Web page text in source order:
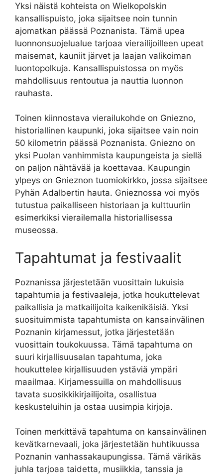
Yksi näistä kohteista on Wielkopolskin
kansallispuisto, joka sijaitsee noin tunnin
ajomatkan päässä Poznanista. Tämä upea
luonnonsuojelualue tarjoaa vierailijoilleen upeat
maisemat, kauniit järvet ja laajan valikoiman
luontopolkuja. Kansallispuistossa on myös
mahdollisuus rentoutua ja nauttia luonnon
rauhasta.
Toinen kiinnostava vierailukohde on Gniezno,
historiallinen kaupunki, joka sijaitsee vain noin
50 kilometrin päässä Poznanista. Gniezno on
yksi Puolan vanhimmista kaupungeista ja siellä
on paljon nähtävää ja koettavaa. Kaupungin
ylpeys on Gnieznon tuomiokirkko, jossa sijaitsee
Pyhän Adalbertin hauta. Gnieznossa voi myös
tutustua paikalliseen historiaan ja kulttuuriin
esimerkiksi vierailemalla historiallisessa
museossa.
Tapahtumat ja festivaalit
Poznanissa järjestetään vuosittain lukuisia
tapahtumia ja festivaaleja, jotka houkuttelevat
paikallisia ja matkailijoita kaikenikäisiä. Yksi
suosituimmista tapahtumista on kansainvälinen
Poznanin kirjamessut, jotka järjestetään
vuosittain toukokuussa. Tämä tapahtuma on
suuri kirjallisuusalan tapahtuma, joka
houkuttelee kirjallisuuden ystäviä ympäri
maailmaa. Kirjamessuilla on mahdollisuus
tavata suosikkikirjailijoita, osallistua
keskusteluihin ja ostaa uusimpia kirjoja.
Toinen merkittävä tapahtuma on kansainvälinen
kevätkarnevaali, joka järjestetään huhtikuussa
Poznanin vanhassakaupungissa. Tämä värikäs
juhla tarjoaa taidetta, musiikkia, tanssia ja